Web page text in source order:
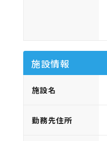
施設情報
施設名
勤務先住所